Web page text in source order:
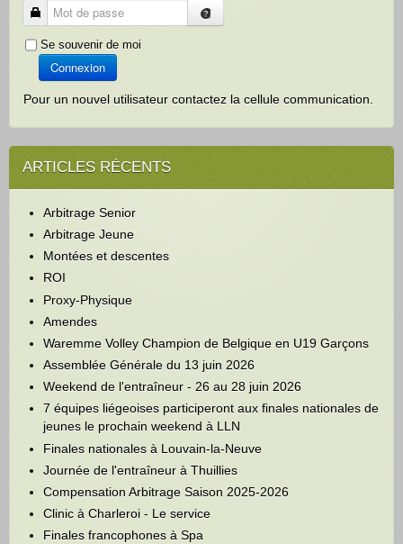
Mot de passe
Se souvenir de moi
Connexion
Pour un nouvel utilisateur contactez la cellule communication.
ARTICLES RÉCENTS
Arbitrage Senior
Arbitrage Jeune
Montées et descentes
ROI
Proxy-Physique
Amendes
Waremme Volley Champion de Belgique en U19 Garçons
Assemblée Générale du 13 juin 2026
Weekend de l'entraîneur - 26 au 28 juin 2026
7 équipes liégeoises participeront aux finales nationales de
jeunes le prochain weekend à LLN
Finales nationales à Louvain-la-Neuve
Journée de l'entraîneur à Thuillies
Compensation Arbitrage Saison 2025-2026
Clinic à Charleroi - Le service
Finales francophones à Spa